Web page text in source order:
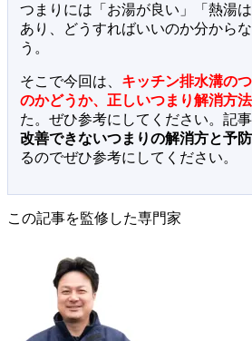
つまりには「お湯が良い」「熱湯
あり、どうすればいいのか分から
う。
そこで今回は、 キッチン排水溝の
のかどうか、正しいつまり解消方法
た。ぜひ参考にしてください。記事
改善できないつまりの解消方と予防
るのでぜひ参考にしてください。
この記事を監修した専門家